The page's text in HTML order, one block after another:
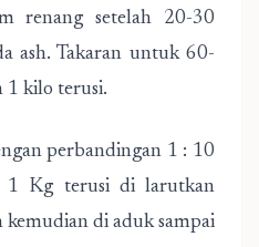
renang setelah 20-30
ash. Takaran untuk 60-
1 kilo terusi.
perbandingan 1 : 10
1 Kg terusi di larutkan
di aduk sampai